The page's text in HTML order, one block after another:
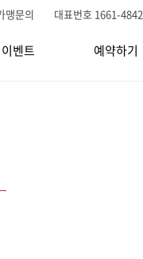
맹문의 대표번호 1661-4842
이벤트 예약하기